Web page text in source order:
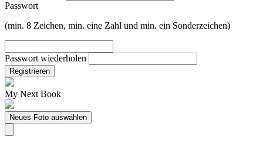
Passwort
(min. 8 Zeichen, min. eine Zahl und min. ein Sonderzeichen)
Passwort wiederholen
Registrieren
My Next Book
Neues Foto auswählen